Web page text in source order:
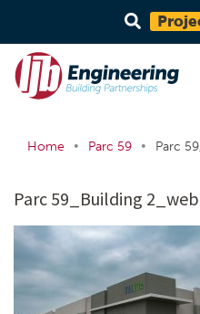
Home • Parc 59 • Parc
Parc 59_Building 2_web